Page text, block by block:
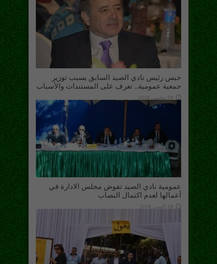
حبس رئيس نادي الصيد السابق بسبب توزير
جمعية عمومية.. تعرف على المستندات والأسباب
26 نوفمبر، 2018
عمومية نادي الصيد تفوض مجلس الادارة في
أعمالها لعدم اكتمال النصاب
26 أكتوبر، 2018